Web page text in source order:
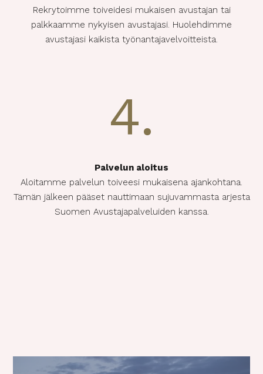
Rekrytoimme toiveidesi mukaisen avustajan tai
palkkaamme nykyisen avustajasi. Huolehdimme
avustajasi kaikista työnantajavelvoitteista.
4.
Palvelun aloitus
Aloitamme palvelun toiveesi mukaisena ajankohtana.
Tämän jälkeen pääset nauttimaan sujuvammasta arjesta
Suomen Avustajapalveluiden kanssa.